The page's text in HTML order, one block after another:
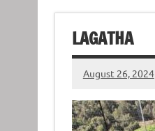
LAGATHA
August 26, 2024